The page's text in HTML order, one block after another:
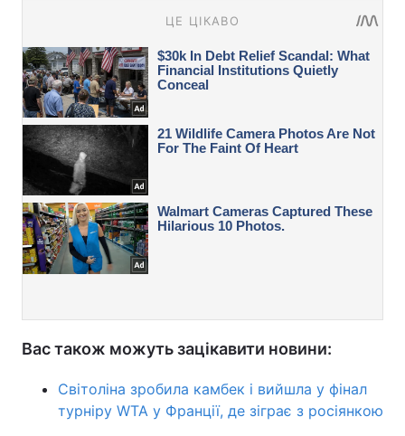
Вас також можуть зацікавити новини:
Світоліна зробила камбек і вийшла у фінал
турніру WTA у Франції, де зіграє з росіянкою